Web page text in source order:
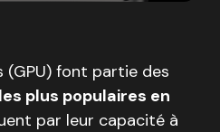
(GPU) font partie des
les plus populaires en
par leur capacité à